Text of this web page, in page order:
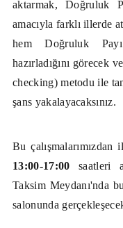
aktarmak, Doğruluk
amacıyla farklı illerde
hem Doğruluk
hazırladığını görecek
checking) metodu ile
şans yakalayacaksınız.
Bu çalışmalarımızdan
13:00-17:00 saatleri
Taksim Meydanı'nda
salonunda